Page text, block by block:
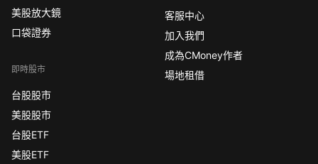
美股放大鏡
口袋證券
即時股市
台股股市
美股股市
台股ETF
美股ETF
客服中心
加入我們
成為CMoney作者
場地租借